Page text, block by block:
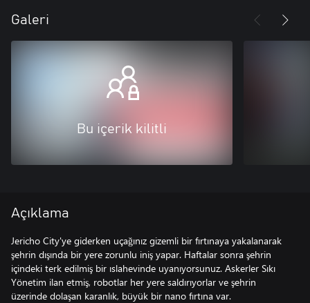
Galeri
Bu içerik kilitli
Açıklama
Jericho City'ye giderken uçağınız gizemli bir fırtınaya yakalanarak
şehrin dışında bir yere zorunlu iniş yapar. Haftalar sonra şehrin
içindeki terk edilmiş bir ıslahevinde uyanıyorsunuz. Askerler Sıkı
Yönetim ilan etmiş, robotlar her yere saldırıyorlar ve şehrin
üzerinde dolaşan karanlık, büyük bir nano fırtına var.